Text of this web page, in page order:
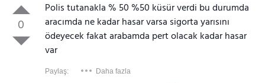
0
Polis tutanakla % 50 %50 küsür verdi bu durumda
aracımda ne kadar hasar varsa sigorta yarısını
ödeyecek fakat arabamda pert olacak kadar hasar
var
Paylaş: Daha fazla